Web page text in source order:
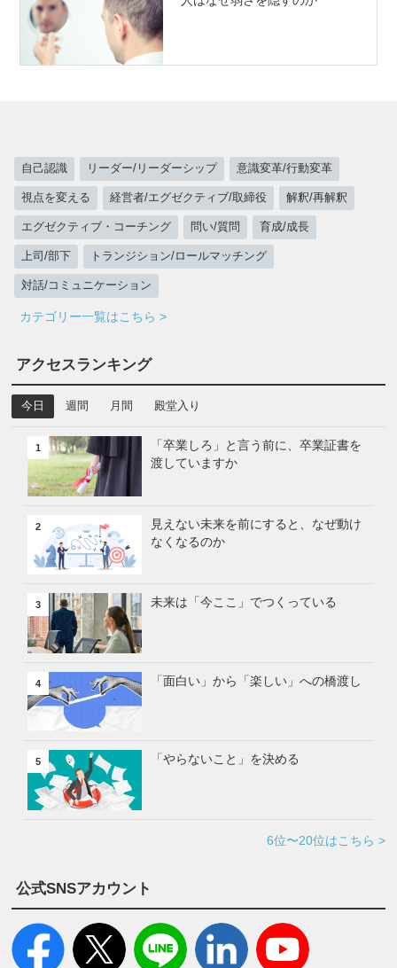
自己認識 リーダー/リーダーシップ 意識変革/行動変革
視点を変える 経営者/エグゼクティブ/取締役 解釈/再解釈
エグゼクティブ・コーチング 問い/質問 育成/成長
上司/部下 トランジション/ロールマッチング
対話/コミュニケーション
カテゴリー一覧はこちら >
アクセスランキング
今日 週間 月間 殿堂入り
1
「卒業しろ」と言う前に、卒業証書を
渡していますか
2
見えない未来を前にすると、なぜ動け
なくなるのか
3 未来は「今ここ」でつくっている
4 「面白い」から「楽しい」への橋渡し
5 「やらないこと」を決める
6位〜20位はこちら >
公式SNSアカウント